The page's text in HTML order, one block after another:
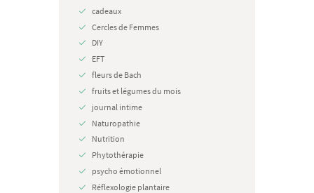
cadeaux
Cercles de Femmes
DIY
EFT
fleurs de Bach
fruits et légumes du mois
journal intime
Naturopathie
Nutrition
Phytothérapie
psycho émotionnel
Réflexologie plantaire